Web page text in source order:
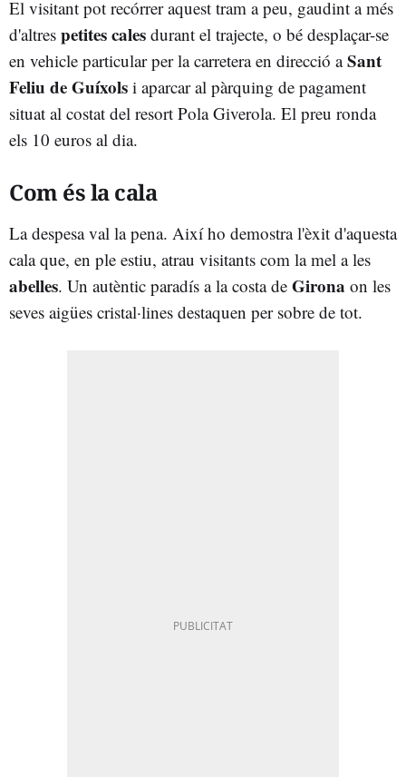
El visitant pot recórrer aquest tram a peu, gaudint a més
d'altres petites cales durant el trajecte, o bé desplaçar-se
en vehicle particular per la carretera en direcció aSant
Feliu de Guíxols i aparcar al pàrquing de pagament
situat al costat del resort Pola Giverola. El preu ronda
els 10 euros al dia.
Com és la cala
La despesa val la pena. Així ho demostra l'èxit d'aquesta
cala que, en ple estiu, atrau visitants com la mel a les
abelles. Un autèntic paradís a la costa de Girona on les
seves aigües cristal·lines destaquen per sobre de tot.